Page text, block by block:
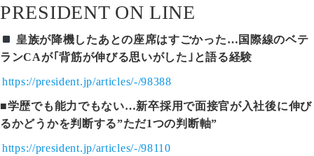
PRESIDENT ON LINE
皇族が降機したあとの座席はすごかった…国際線のベテ
ランCAが｢背筋が伸びる思いがした｣と語る経験
https://president.jp/articles/-/98388
■学歴でも能力でもない…新卒採用で面接官が入社後に伸び
るかどうかを判断する”ただ1つの判断軸”
https://president.jp/articles/-/98110